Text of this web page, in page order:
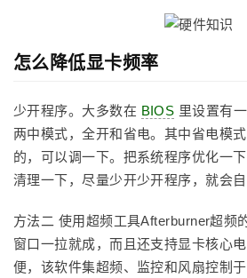
怎么降低显卡频率
少开程序。大多数在 BIOS 里设置有
两中模式，全开和省电。其中省电模
的，可以调一下。把系统程序优化一
清理一下，尽量少开少开程序，就会
方法二 使用超频工具Afterburner超频
窗口一拉就成，而且还支持显卡核心
便，该软件集超频、监控和风扇控制